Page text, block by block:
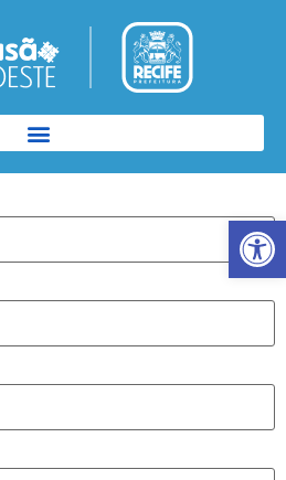
Abrir